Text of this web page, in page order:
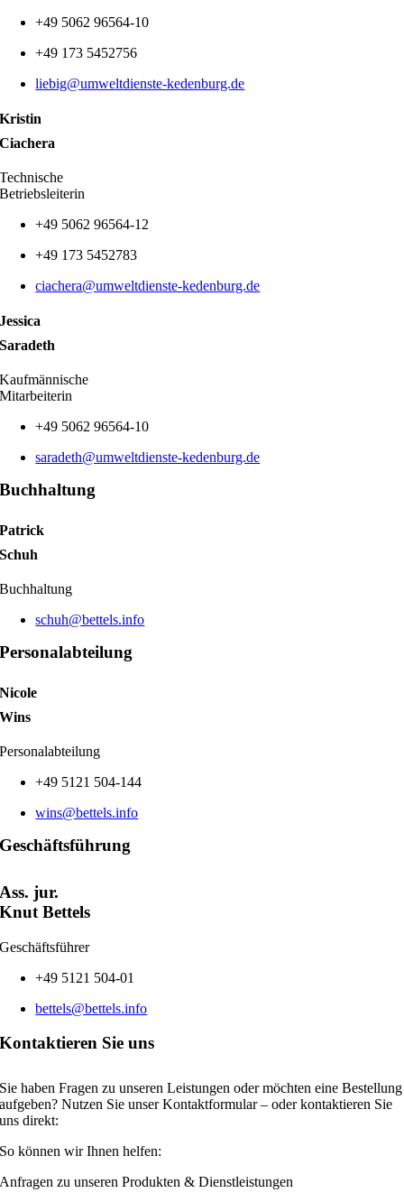
+49 5062 96564-10
+49 173 5452756
liebig@umweltdienste-kedenburg.de
Kristin
Ciachera
Technische
Betriebsleiterin
+49 5062 96564-12
+49 173 5452783
ciachera@umweltdienste-kedenburg.de
Jessica
Saradeth
Kaufmännische
Mitarbeiterin
+49 5062 96564-10
saradeth@umweltdienste-kedenburg.de
Buchhaltung
Patrick
Schuh
Buchhaltung
schuh@bettels.info
Personalabteilung
Nicole
Wins
Personalabteilung
+49 5121 504-144
wins@bettels.info
Geschäftsführung
Ass. jur.
Knut Bettels
Geschäftsführer
+49 5121 504-01
bettels@bettels.info
Kontaktieren Sie uns
Sie haben Fragen zu unseren Leistungen oder möchten eine Bestellung
aufgeben? Nutzen Sie unser Kontaktformular – oder kontaktieren Sie
uns direkt:
So können wir Ihnen helfen:
Anfragen zu unseren Produkten & Dienstleistungen